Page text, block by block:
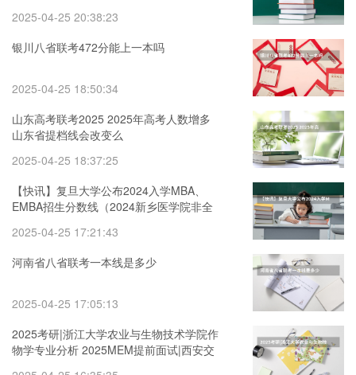
2025-04-25 20:38:23
银川八省联考472分能上一本吗
2025-04-25 18:50:34
山东高考联考2025 2025年高考人数增多
山东省提档线会改变么
2025-04-25 18:37:25
【快讯】复旦大学公布2024入学MBA、
EMBA招生分数线（2024新乡医学院非全
2025-04-25 17:21:43
河南省八省联考一本线是多少
2025-04-25 17:05:13
2025考研|浙江大学农业与生物技术学院作
物学专业分析 2025MEM提前面试|西安交